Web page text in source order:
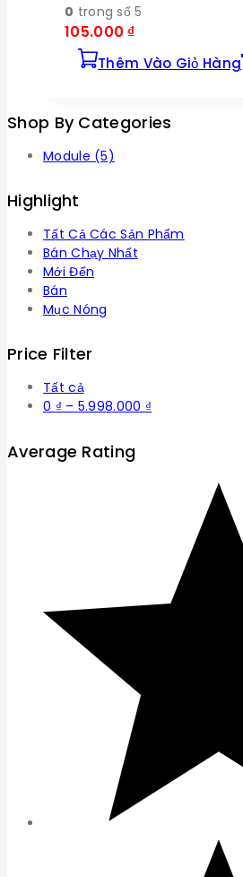
0 trong số 5
105.000 ₫
Thêm Vào Giỏ Hàng
Shop By Categories
Module (5)
Highlight
Tất Cả Các Sản Phẩm
Bán Chạy Nhất
Mới Đến
Bán
Mục Nóng
Price Filter
Tất cả
0 ₫ – 5.998.000 ₫
5.998.000 ₫
Average Rating